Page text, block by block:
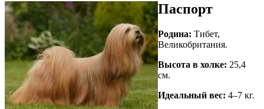
Паспорт
Родина: Тибет,
Великобритания.
Высота в холке: 25,4
см.
Идеальный вес: 4–7 кг.